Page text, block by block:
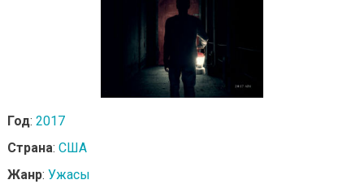
Год: 2017
Страна: США
Жанр: Ужасы